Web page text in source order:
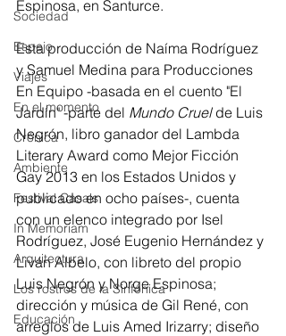
Sociedad
Espejo
Viajes
En el momento
Crónica
Ambiente
Festival Casals
In Memoriam
Arquitectura
Los rostros de la Sinfónica
Educación
Espinosa, en Santurce.
Esta producción de Naíma Rodríguez
y Samuel Medina para Producciones
En Equipo -basada en el cuento "El
Jardín" -parte del Mundo Cruel de Luis
Negrón, libro ganador del Lambda
Literary Award como Mejor Ficción
Gay 2013 en los Estados Unidos y
publicado en ocho países-, cuenta
con un elenco integrado por Isel
Rodríguez, José Eugenio Hernández y
Liván Albelo, con libreto del propio
Luis Negrón y Norge Espinosa;
dirección y música de Gil René, con
arreglos de Luis Amed Irizarry; diseño